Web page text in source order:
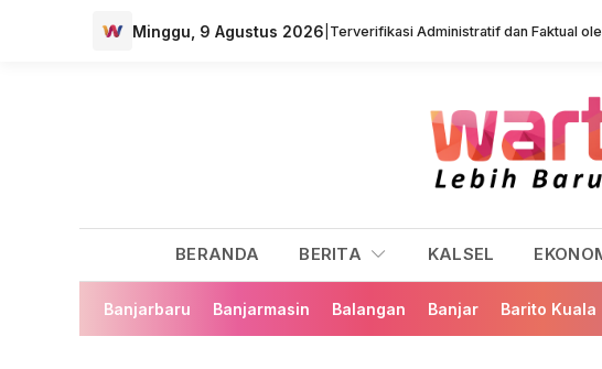
Minggu, 9 Agustus 2026 Terverifikasi Administratif dan Faktual
BERANDA BERITA KALSEL
Banjarbaru Banjarmasin Balangan Banjar Barito Kuala